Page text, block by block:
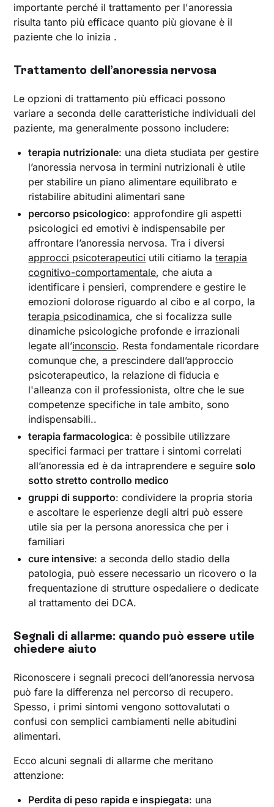
importante perché il trattamento per l'anoressia
risulta tanto più efficace quanto più giovane è il
paziente che lo inizia .
Trattamento dell’anoressia nervosa
Le opzioni di trattamento più efficaci possono
variare a seconda delle caratteristiche individuali del
paziente, ma generalmente possono includere:
terapia nutrizionale: una dieta studiata per gestire
l’anoressia nervosa in termini nutrizionali è utile
per stabilire un piano alimentare equilibrato e
ristabilire abitudini alimentari sane
percorso psicologico: approfondire gli aspetti
psicologici ed emotivi è indispensabile per
affrontare l’anoressia nervosa. Tra i diversi
approcci psicoterapeutici utili citiamo laterapia
cognitivo-comportamentale, che aiuta a
identificare i pensieri, comprendere e gestire le
emozioni dolorose riguardo al cibo e al corpo, la
terapia psicodinamica, che si focalizza sulle
dinamiche psicologiche profonde e irrazionali
legate all’inconscio. Resta fondamentale ricordare
comunque che, a prescindere dall’approccio
psicoterapeutico, la relazione di fiducia e
l'alleanza con il professionista, oltre che le sue
competenze specifiche in tale ambito, sono
indispensabili..
terapia farmacologica: è possibile utilizzare
specifici farmaci per trattare i sintomi correlati
all’anoressia ed è da intraprendere e seguire solo
sotto stretto controllo medico
gruppi di supporto: condividere la propria storia
e ascoltare le esperienze degli altri può essere
utile sia per la persona anoressica che per i
familiari
cure intensive: a seconda dello stadio della
patologia, può essere necessario un ricovero o la
frequentazione di strutture ospedaliere o dedicate
al trattamento dei DCA.
Segnali di allarme: quando può essere utile
chiedere aiuto
Riconoscere i segnali precoci dell’anoressia nervosa
può fare la differenza nel percorso di recupero.
Spesso, i primi sintomi vengono sottovalutati o
confusi con semplici cambiamenti nelle abitudini
alimentari.
Ecco alcuni segnali di allarme che meritano
attenzione:
Perdita di peso rapida e inspiegata: una